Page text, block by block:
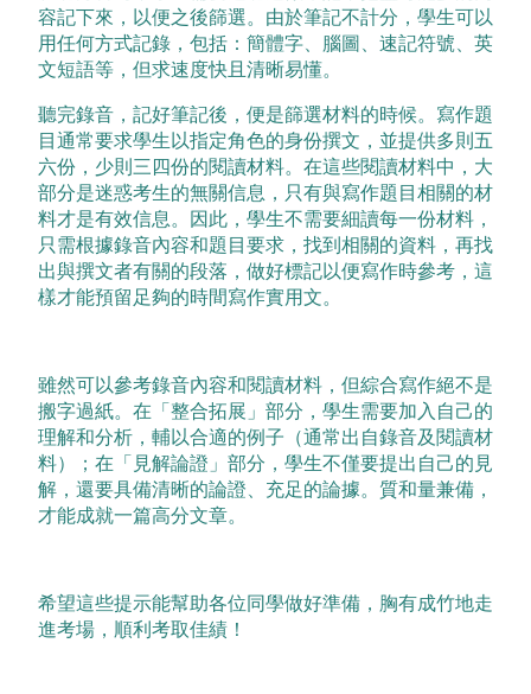
容記下來，以便之後篩選。由於筆記不計分，學生可以
用任何方式記錄，包括：簡體字、腦圖、速記符號、英
文短語等，但求速度快且清晰易懂。
聽完錄音，記好筆記後，便是篩選材料的時候。寫作題
目通常要求學生以指定角色的身份撰文，並提供多則五
六份，少則三四份的閱讀材料。在這些閱讀材料中，大
部分是迷惑考生的無關信息，只有與寫作題目相關的材
料才是有效信息。因此，學生不需要細讀每一份材料，
只需根據錄音內容和題目要求，找到相關的資料，再找
出與撰文者有關的段落，做好標記以便寫作時參考，這
樣才能預留足夠的時間寫作實用文。
雖然可以參考錄音內容和閱讀材料，但綜合寫作絕不是
搬字過紙。在「整合拓展」部分，學生需要加入自己的
理解和分析，輔以合適的例子（通常出自錄音及閱讀材
料）；在「見解論證」部分，學生不僅要提出自己的見
解，還要具備清晰的論證、充足的論據。質和量兼備，
才能成就一篇高分文章。
希望這些提示能幫助各位同學做好準備，胸有成竹地走
進考場，順利考取佳績！